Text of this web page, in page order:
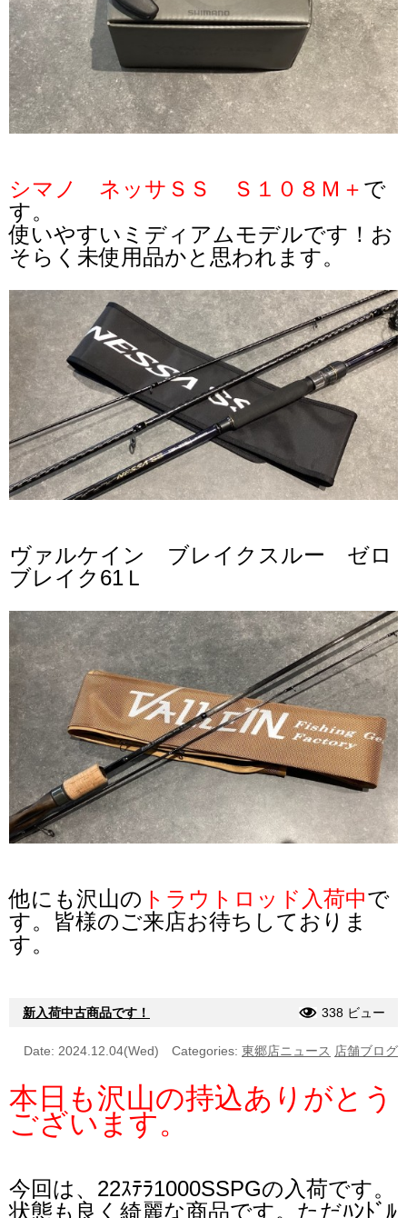
シマノ ネッサＳＳ Ｓ１０８Ｍ＋ で
す。
使いやすいミディアムモデルです！お
そらく未使用品かと思われます。
ヴァルケイン ブレイクスルー ゼロ
ブレイク61Ｌ
他にも沢山の トラウトロッド入荷中で
す。皆様のご来店お待ちしておりま
す。
新入荷中古商品です！ 338 ビュー
Date: 2024.12.04(Wed) Categories: 東郷店ニュース 店舗ブログ
本日も沢山の持込ありがとう
ございます。
今回は、22ｽﾃﾗ1000SSPGの入荷です。
状態も良く綺麗な商品です。ただﾊﾝﾄﾞﾙ